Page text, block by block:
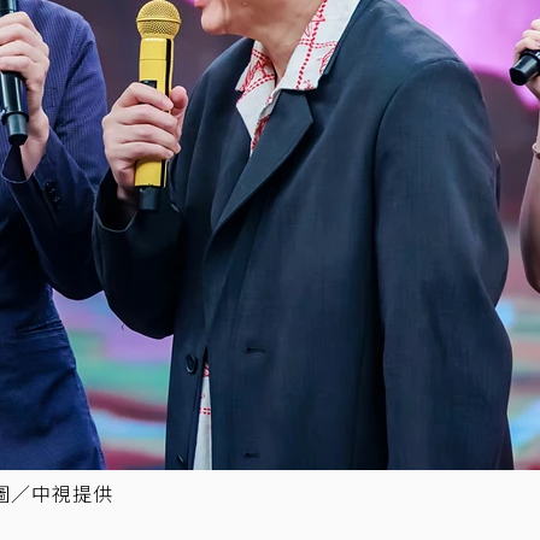
／中視提供